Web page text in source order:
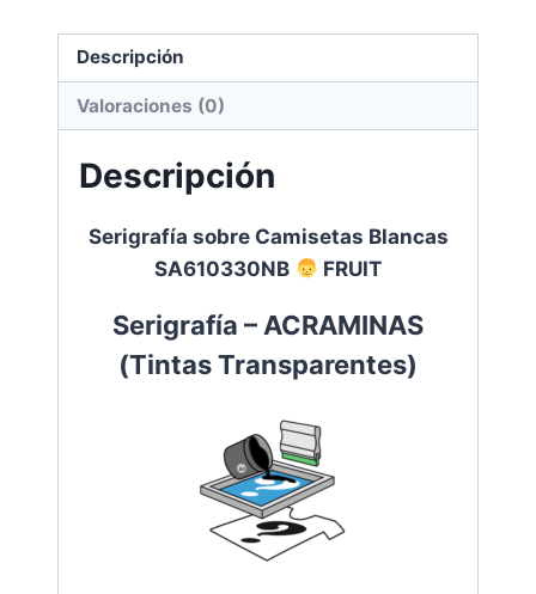
Descripción
Valoraciones (0)
Descripción
Serigrafía sobre Camisetas Blancas
SA610330NB
FRUIT
Serigrafía – ACRAMINAS
(Tintas Transparentes)